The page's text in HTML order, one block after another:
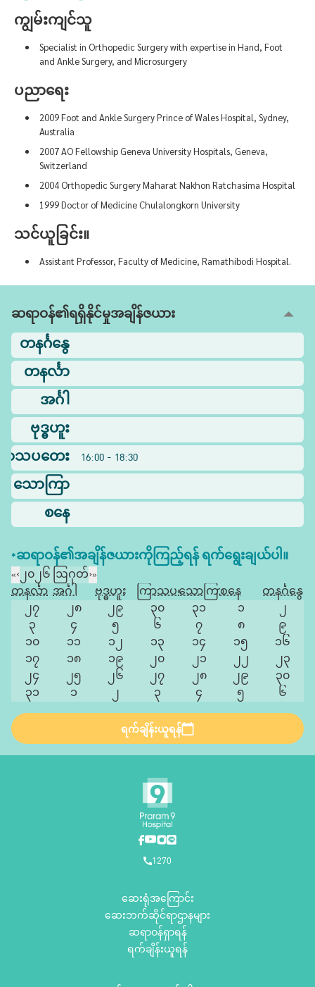
ကျွမ်းကျင်သူ
Specialist in Orthopedic Surgery with expertise in Hand, Foot
and Ankle Surgery, and Microsurgery
ပညာရေး
2009 Foot and Ankle Surgery Prince of Wales Hospital, Sydney,
Australia
2007 AO Fellowship Geneva University Hospitals, Geneva,
Switzerland
2004 Orthopedic Surgery Maharat Nakhon Ratchasima Hospital
1999 Doctor of Medicine Chulalongkorn University
သင်ယူခြင်း။
Assistant Professor, Faculty of Medicine, Ramathibodi Hospital.
ဆရာဝန်၏ရရှိနိုင်မှုအချိန်ဇယား
တနင်္ဂနွေ
တနင်္လာ
အင်္ဂါ
ဗုဒ္ဓဟူး
ာသပတေး
16:00 - 18:30
သောကြာ
စနေ
*ဆရာဝန်၏အချိန်ဇယားကိုကြည့်ရန် ရက်ရွေးချယ်ပါ။
«‹ ၂၀၂၆ ဩဂုတ်›»
တနင်္လာ အင်္ဂါ ဗုဒ္ဓဟူး ကြာသပတေးသောကြာစနေ
တနင်္ဂနွေ
၂၇
၂၈ ၂၉ ၃၀ ၃၁ ၁
၂
၃
၄ ၅ ၆ ၇ ၈
၉
၁၀
၁၁ ၁၂ ၁၃ ၁၄ ၁၅
၁၆
၁၇
၁၈ ၁၉ ၂၀ ၂၁ ၂၂
၂၃
၂၄
၂၅ ၂၆ ၂၇ ၂၈ ၂၉
၃၀
၃၁
၁ ၂ ၃ ၄ ၅ ၆
ရက်ချိန်းယူရန်
1270
ဆေးရုံအကြောင်း
ဆေးဘက်ဆိုင်ရာဌာနများ
ဆရာဝန်ရှာရန်
ရက်ချိန်းယူရန်